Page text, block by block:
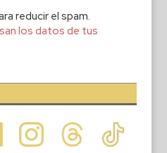
reducir el spam.
los datos de tus